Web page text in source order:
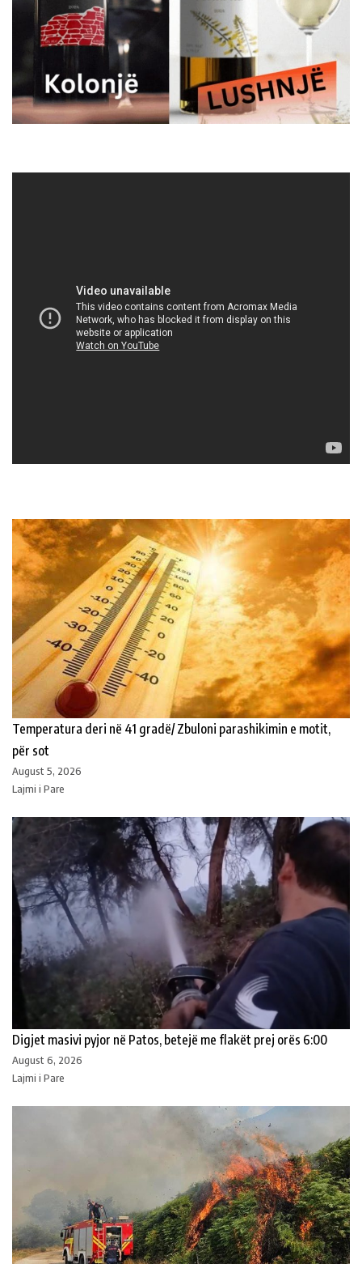
Temperatura deri në 41 gradë/ Zbuloni parashikimin e motit,
për sot
August 5, 2026
Lajmi i Pare
Digjet masivi pyjor në Patos, betejë me flakët prej orës 6:00
August 6, 2026
Lajmi i Pare